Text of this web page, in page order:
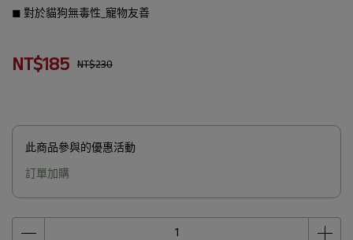
◼︎ 對於貓狗無毒性_寵物友善
NT$185 NT$230
此商品參與的優惠活動
訂單加購